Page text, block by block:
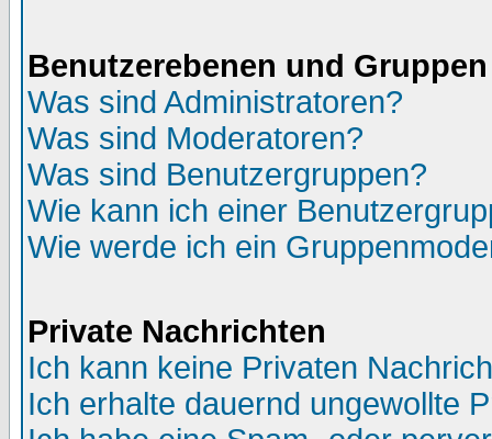
Benutzerebenen und Gruppen
Was sind Administratoren?
Was sind Moderatoren?
Was sind Benutzergruppen?
Wie kann ich einer
Wie werde ich ein
Private Nachrichten
Ich kann keine Privaten
Ich erhalte dauernd ungewollte